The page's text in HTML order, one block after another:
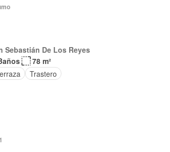
Sebastián De Los Reyes
78 m²
Trastero